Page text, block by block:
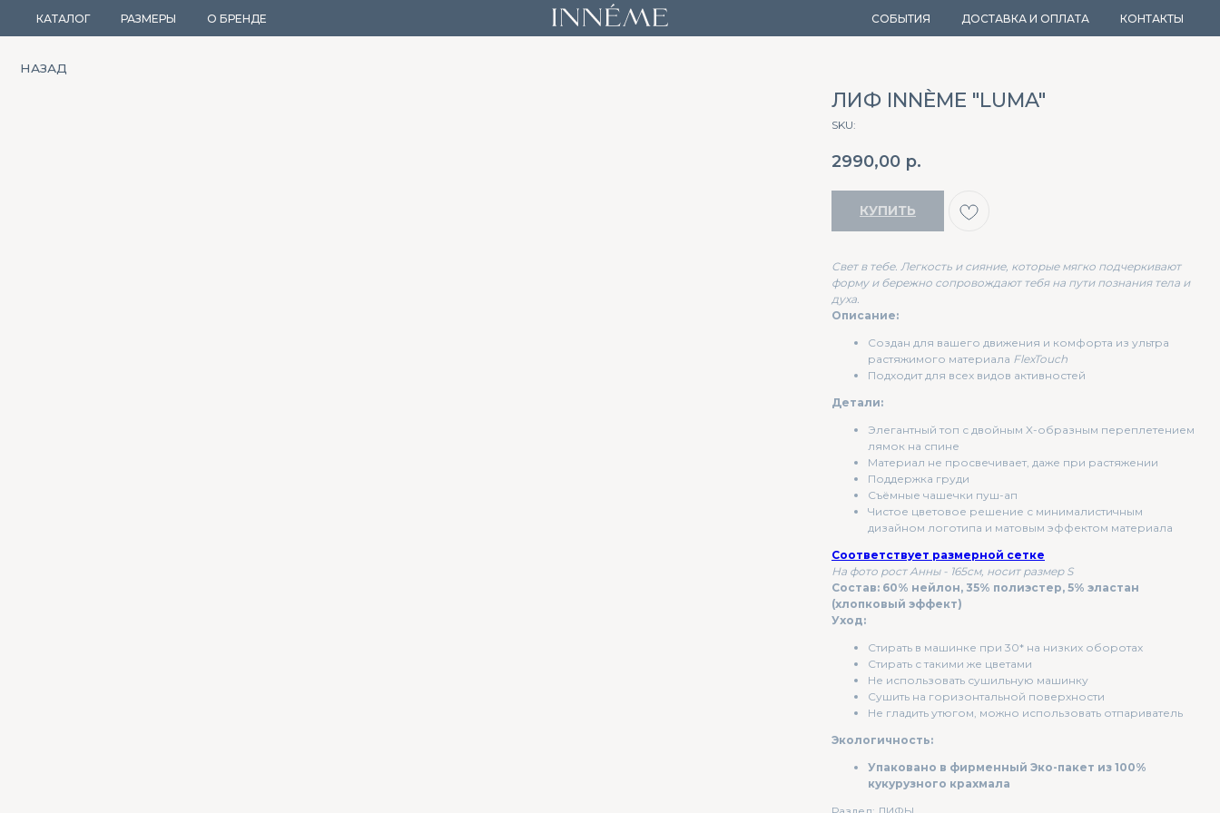
КАТАЛОГ РАЗМЕРЫ О БРЕНДЕ СОБЫТИЯ ДОСТАВКА И ОПЛАТА КОНТАКТЫ
ЛИФ INNÈME "LUMA"
SKU:
2990,00 р.
КУПИТЬ
Свет в тебе. Легкость и сияние, которые мягко подчеркивают
форму и бережно сопровождают тебя на пути познания тела и
духа.
Описание:
Создан для вашего движения и комфорта из ультра
растяжимого материала FlexTouch
Подходит для всех видов активностей
Детали:
Элегантный топ с двойным X-образным переплетением
лямок на спине
Материал не просвечивает, даже при растяжении
Поддержка груди
Съёмные чашечки пуш-ап
Чистое цветовое решение с минималистичным
дизайном логотипа и матовым эффектом материала
Соответствует размерной сетке
На фото рост Анны - 165см, носит размер S
Состав: 60% нейлон, 35% полиэстер, 5% эластан
(хлопковый эффект)
Уход:
Стирать в машинке при 30* на низких оборотах
Стирать с такими же цветами
Не использовать сушильную машинку
Сушить на горизонтальной поверхности
Не гладить утюгом, можно использовать отпариватель
Экологичность:
Упаковано в фирменный Эко-пакет из 100%
кукурузного крахмала